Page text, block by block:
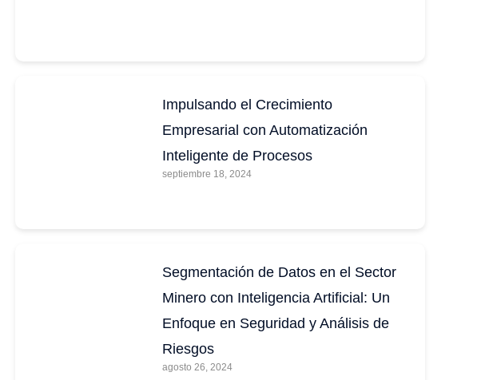
Impulsando el Crecimiento
Empresarial con Automatización
Inteligente de Procesos
septiembre 18, 2024
Segmentación de Datos en el Sector
Minero con Inteligencia Artificial: Un
Enfoque en Seguridad y Análisis de
Riesgos
agosto 26, 2024